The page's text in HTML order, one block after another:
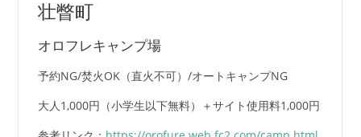
壮瞥町
オロフレキャンプ場
予約NG/焚火OK（直火不可）/オートキャンプNG
大人1,000円（小学生以下無料）＋サイト使用料1,000円